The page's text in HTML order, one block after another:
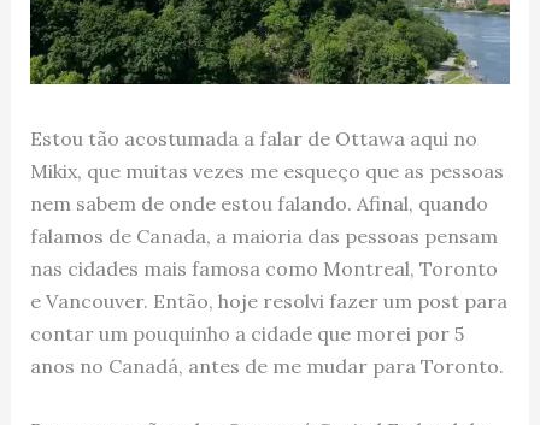
Estou tão acostumada a falar de Ottawa aqui no
Mikix, que muitas vezes me esqueço que as pessoas
nem sabem de onde estou falando. Afinal, quando
falamos de Canada, a maioria das pessoas pensam
nas cidades mais famosa como Montreal, Toronto
e Vancouver. Então, hoje resolvi fazer um post para
contar um pouquinho a cidade que morei por 5
anos no Canadá, antes de me mudar para Toronto.